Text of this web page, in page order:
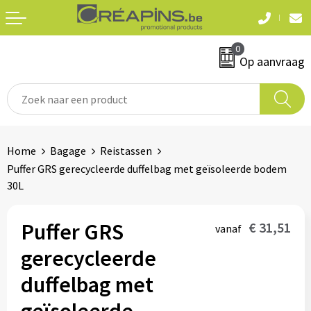
0
Op aanvraag
T-shirts
Sweaters en hoodies
Fleeces
Jassen
Hemden
Badtextiel & douche
Automerken
Eten & drinken
Waterflesjes
Schrijf & papierwaren
Home Bagage
Reistassen
Puffer GRS gerecycleerde duffelbag met geïsoleerde bodem
30L
Puffer GRS
gerecycleerde
duffelbag met
vanaf € 31,51